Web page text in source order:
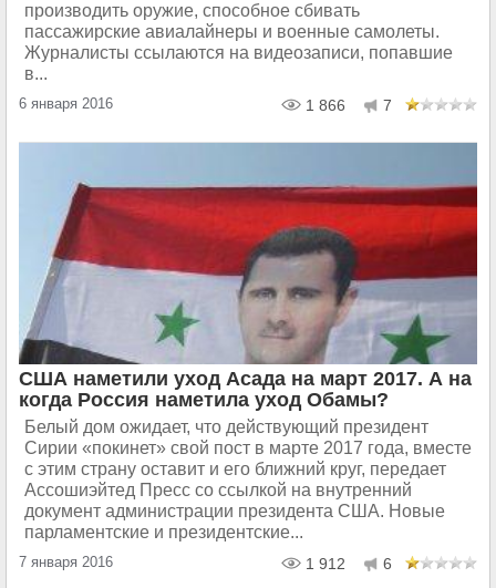
производить оружие, способное сбивать
пассажирские авиалайнеры и военные самолеты.
Журналисты ссылаются на видеозаписи, попавшие
в...
6 января 2016 1 866 7
США наметили уход Асада на март 2017. А на
когда Россия наметила уход Обамы?
Белый дом ожидает, что действующий президент
Сирии «покинет» свой пост в марте 2017 года, вместе
с этим страну оставит и его ближний круг, передает
Ассошиэйтед Пресс со ссылкой на внутренний
документ администрации президента США. Новые
парламентские и президентские...
7 января 2016 1 912 6